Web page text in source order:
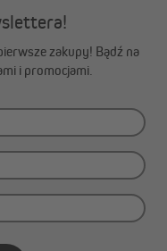
zakupy! Bądź na
i promocjami.